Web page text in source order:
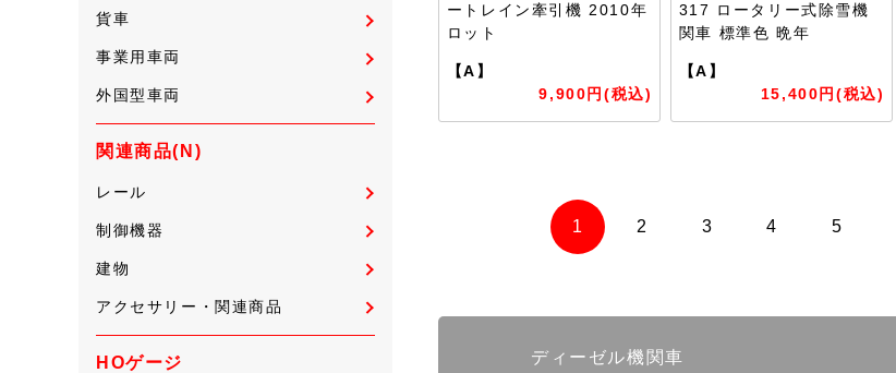
貨車
事業用車両
外国型車両
関連商品(N)
レール
制御機器
建物
アクセサリー・関連商品
HOゲージ
ートレイン牽引機 2010年
ロット
【A】
9,900円(税込)
317 ロータリー式除雪機
関車 標準色 晩年
【A】
15,400円(税込)
1 2 3 4 5
ディーゼル機関車